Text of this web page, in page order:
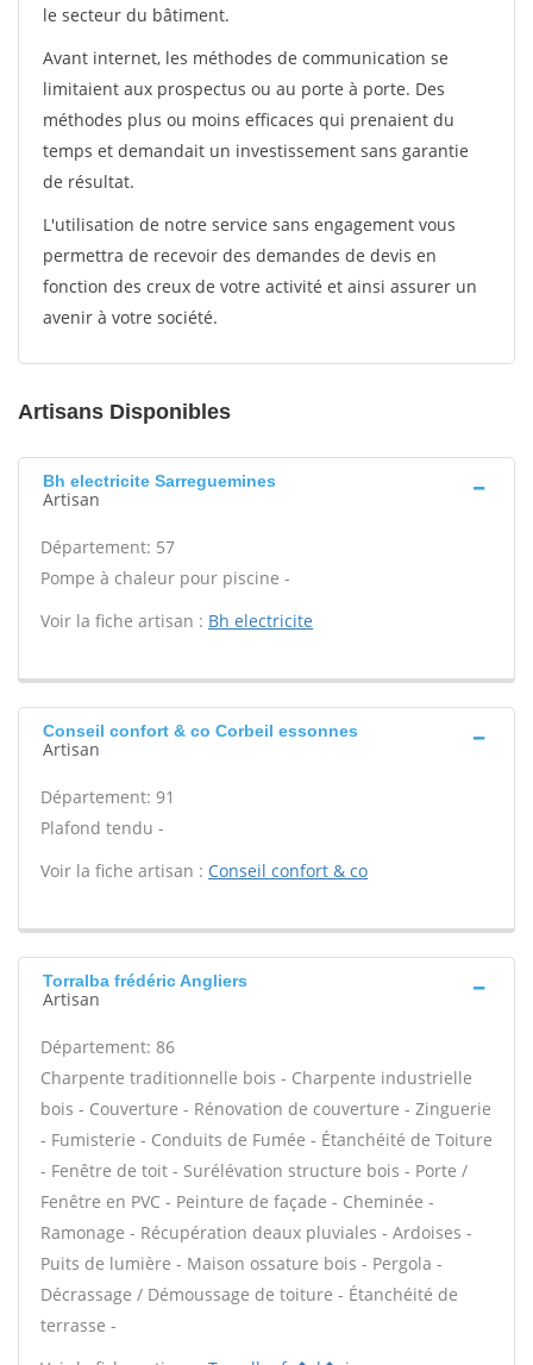
le secteur du bâtiment.
Avant internet, les méthodes de communication se
limitaient aux prospectus ou au porte à porte. Des
méthodes plus ou moins efficaces qui prenaient du
temps et demandait un investissement sans garantie
de résultat.
L'utilisation de notre service sans engagement vous
permettra de recevoir des demandes de devis en
fonction des creux de votre activité et ainsi assurer un
avenir à votre société.
Artisans Disponibles
Bh electricite Sarreguemines
Artisan
Département: 57
Pompe à chaleur pour piscine -
Voir la fiche artisan : Bh electricite
Conseil confort & co Corbeil essonnes
Artisan
Département: 91
Plafond tendu -
Voir la fiche artisan : Conseil confort & co
Torralba frédéric Angliers
Artisan
Département: 86
Charpente traditionnelle bois - Charpente industrielle
bois - Couverture - Rénovation de couverture - Zinguerie
- Fumisterie - Conduits de Fumée - Étanchéité de Toiture
- Fenêtre de toit - Surélévation structure bois - Porte /
Fenêtre en PVC - Peinture de façade - Cheminée -
Ramonage - Récupération deaux pluviales - Ardoises -
Puits de lumière - Maison ossature bois - Pergola -
Décrassage / Démoussage de toiture - Étanchéité de
terrasse -